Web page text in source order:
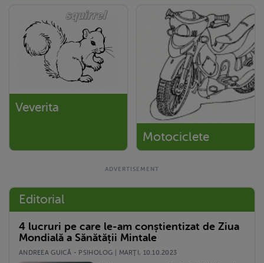
Veverita
Motociclete
Editorial
4 lucruri pe care le-am conștientizat de Ziua
Mondială a Sănătății Mintale
ANDREEA GUICĂ - PSIHOLOG | MARŢI, 10.10.2023